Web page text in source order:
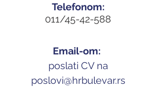
Telefonom:
011/45-42-588
Email-om:
poslati CV na
poslovi@hrbulevar.rs